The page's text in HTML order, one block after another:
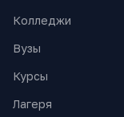
Колледжи
Вузы
Курсы
Лагеря